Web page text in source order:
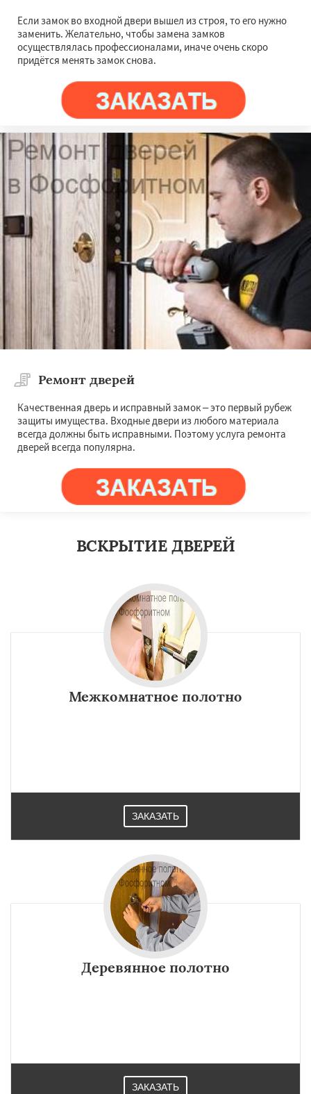
Черкизово Черусти
Если замок во входной двери вышел из строя, то его нужно
заменить. Желательно, чтобы замена замков
осуществлялась профессионалами, иначе очень скоро
придётся менять замок снова.
Ремонт дверей
Качественная дверь и исправный замок – это первый рубеж
защиты имущества. Входные двери из любого материала
всегда должны быть исправными. Поэтому услуга ремонта
дверей всегда популярна.
ВСКРЫТИЕ ДВЕРЕЙ
Межкомнатное полотно
ЗАКАЗАТЬ
Деревянное полотно
ЗАКАЗАТЬ